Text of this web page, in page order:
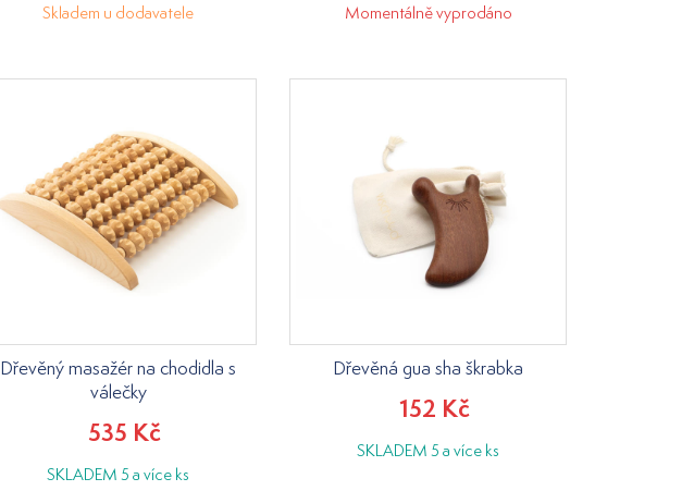
Skladem u dodavatele Momentálně vyprodáno
Dřevěný masažér na chodidla s
válečky
535 Kč
SKLADEM 5 a více ks
Dřevěná gua sha škrabka
152 Kč
SKLADEM 5 a více ks